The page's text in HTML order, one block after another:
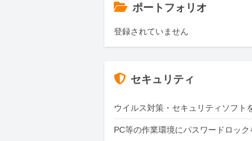
ポートフォリオ
登録されていません
セキュリティ
ウイルス対策・セキュリティソフト
PC等の作業環境にパスワードロック